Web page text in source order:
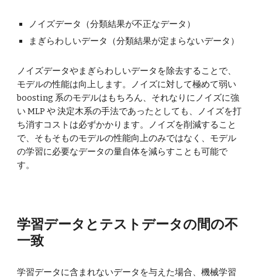
ノイズデータ（分類結果が不正なデータ）
まぎらわしいデータ（分類結果が定まらないデータ）
ノイズデータやまぎらわしいデータを除去することで、
モデルの性能は向上します。ノイズに対して極めて弱い
boosting 系のモデルはもちろん、それなりにノイズに強
い MLP や 決定木系の手法であったとしても、ノイズを打
ち消すコストは必ずかかります。ノイズを削減すること
で、そもそものモデルの性能向上のみではなく、モデル
の学習に必要なデータの量自体を減らすことも可能で
す。
学習データとテストデータの間の不
一致
学習データに含まれないデータを与えた場合、機械学習